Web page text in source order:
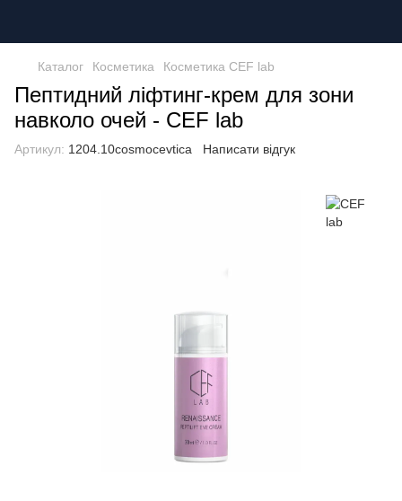
Каталог Косметика Косметика CEF lab
Пептидний ліфтинг-крем для зони
навколо очей - CEF lab
Артикул: 1204.10cosmocevtica Написати відгук